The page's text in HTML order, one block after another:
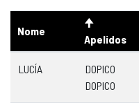
Nome
Apelidos
LUCÍA
DOPICO
DOPICO